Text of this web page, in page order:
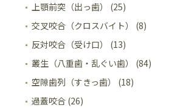
上顎前突（出っ歯） (25)
交叉咬合（クロスバイト） (8)
反対咬合（受け口） (13)
叢生（八重歯・乱ぐい歯） (84)
空隙歯列（すきっ歯） (18)
過蓋咬合 (26)